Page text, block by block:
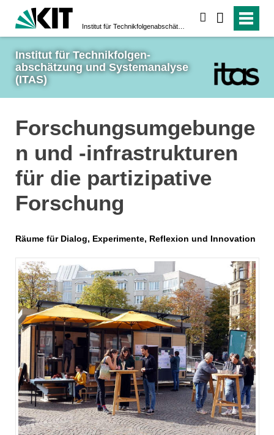
Institut für Technikfolgen­
abschätzung und System­analyse
(ITAS)
Forschungsumgebunge
n und -infrastrukturen
für die partizipative
Forschung
Räume für Dialog, Experimente, Reflexion und Innovation